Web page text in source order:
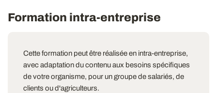
Formation intra-entreprise
Cette formation peut être réalisée en intra-entreprise,
avec adaptation du contenu aux besoins spécifiques
de votre organisme, pour un groupe de salariés, de
clients ou d'agriculteurs.